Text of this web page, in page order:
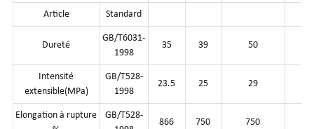
Article Standard
Dureté
GB/T6031-
1998
35 39 50
Intensité
extensible(MPa)
GB/T528-
1998
23.5 25 29
Elongation à rupture
GB/T528-
866 750 750